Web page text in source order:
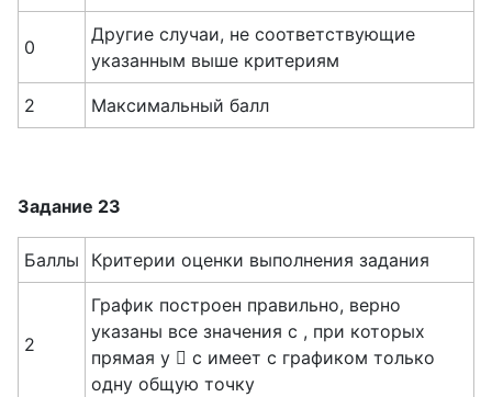
0
Другие случаи, не соответствующие
указанным выше критериям
2 Максимальный балл
Задание 23
Баллы Критерии оценки выполнения задания
2
График построен правильно, верно
указаны все значения c , при которых
прямая y  c имеет с графиком только
одну общую точку